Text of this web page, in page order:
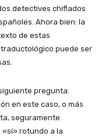
detectives chiflados
Ahora bien: la
de estas
puede ser
pregunta:
en este caso, o más
seguramente
rotundo a la